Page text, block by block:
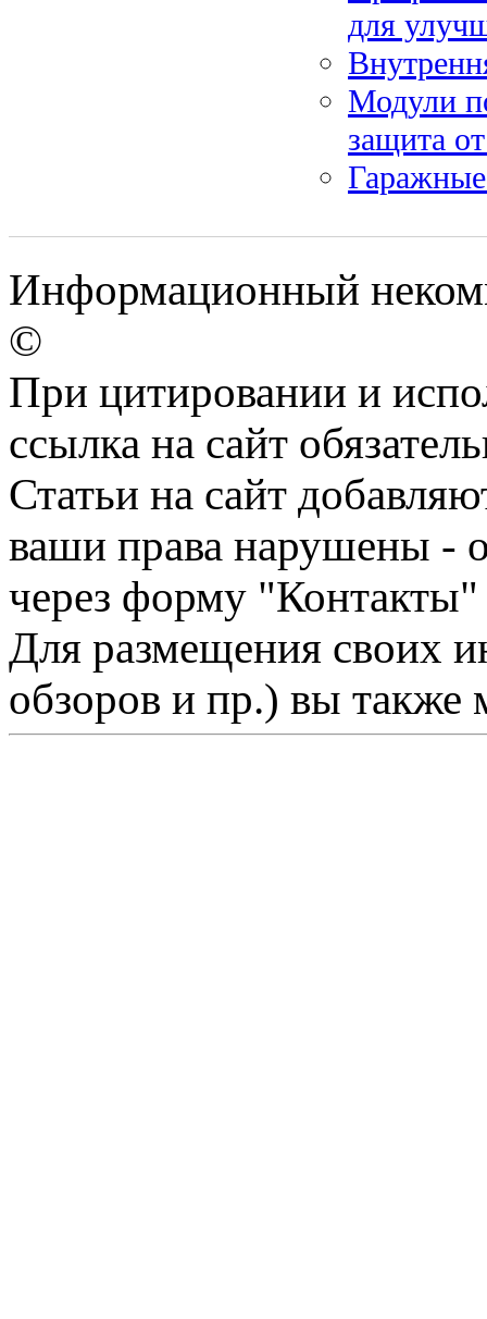
для
Модули
защита
Информационный
©
При цитировании и
ссылка на сайт
Статьи на сайт
ваши права нарушены -
через форму "Контакты"
Для размещения своих
обзоров и пр.) вы также